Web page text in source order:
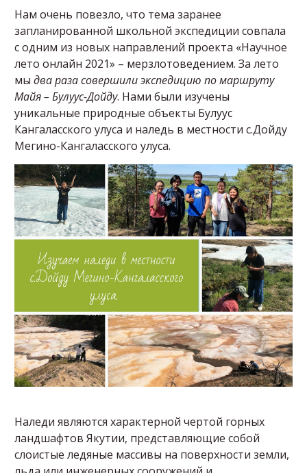
Нам очень повезло, что тема заранее
запланированной школьной экспедиции совпала
с одним из новых направлений проекта «Научное
лето онлайн 2021» – мерзлотоведением. За лето
мы два раза совершили экспедицию по маршруту
Майя – Булуус-Дойду. Нами были изучены
уникальные природные объекты Булуус
Кангаласского улуса и наледь в местности с.Дойду
Мегино-Кангаласского улуса.
Наледи являются характерной чертой горных
ландшафтов Якутии, представляющие собой
слоистые ледяные массивы на поверхности земли,